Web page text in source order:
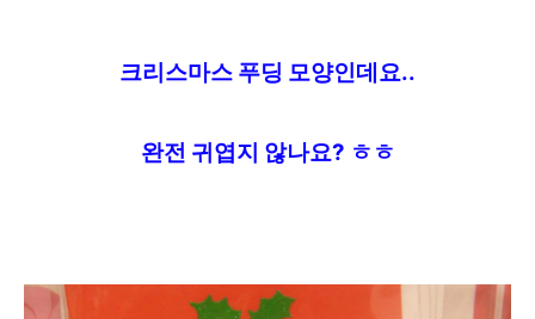
크리스마스 푸딩 모양인데요..
완전 귀엽지 않나요? ㅎㅎ